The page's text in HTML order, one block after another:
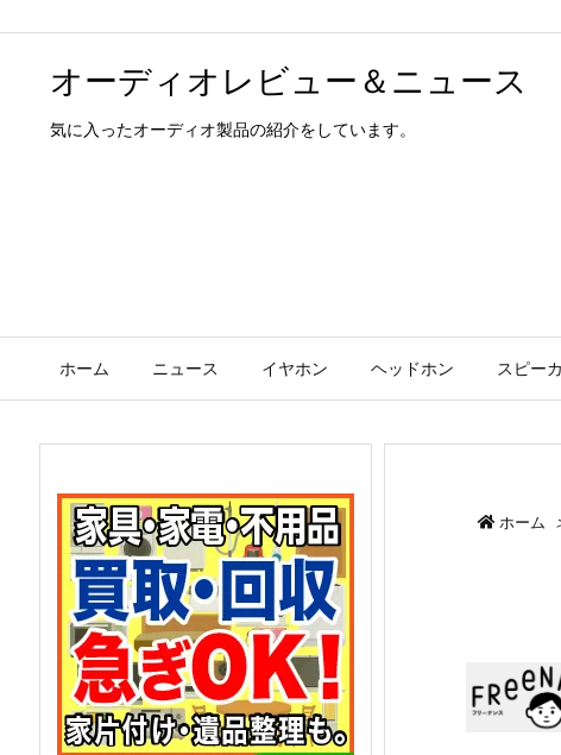
オーディオレビュー＆ニュース
気に入ったオーディオ製品の紹介をしています。
ホーム ニュース イヤホン ヘッドホン スピー
ホーム